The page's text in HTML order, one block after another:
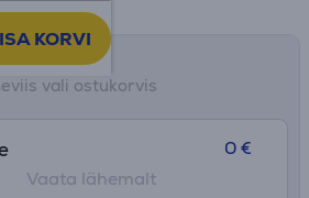
KORVI
vali ostukorvis
0 €
Vaata lähemalt